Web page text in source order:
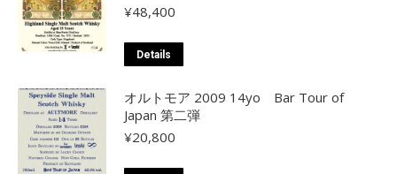
¥48,400
Details
オルトモア 2009 14yo Bar Tour of
Japan 第二弾
¥20,800